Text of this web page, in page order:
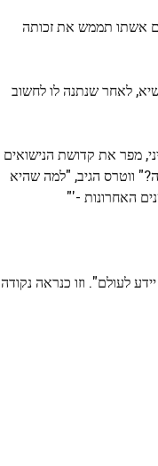
אשתו תממש את זכותה
לאחר שנתנה לו לחשוב
מפר את קדושת הנישואים
ווטרס הגיב, "למה שהיא
האחרונות -'"
לעולם". וזו כנראה נקודה